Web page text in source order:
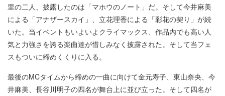
里の二人、披露したのは「マホウのノート」だ。そして今井麻美
による「アナザースカイ」、立花理香による「彩花の契り」が続
いた。当イベントもいよいよクライマックス、作品内でも高い人
気と力強さを誇る楽曲達が惜しみなく披露された。そして当フェ
スもついに締めくくりに入る。
最後のMCタイムから締めの一曲に向けて金元寿子、東山奈央、今
井麻美、長谷川明子の四名が舞台上に並び立った。そして四名が